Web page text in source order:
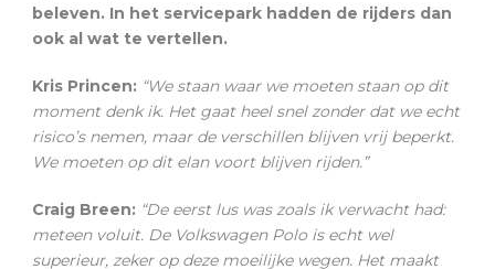
beleven. In het servicepark hadden de rijders dan
ook al wat te vertellen.
Kris Princen: “We staan waar we moeten staan op dit
moment denk ik. Het gaat heel snel zonder dat we echt
risico’s nemen, maar de verschillen blijven vrij beperkt.
We moeten op dit elan voort blijven rijden.”
Craig Breen: “De eerst lus was zoals ik verwacht had:
meteen voluit. De Volkswagen Polo is echt wel
superieur, zeker op deze moeilijke wegen. Het maakt